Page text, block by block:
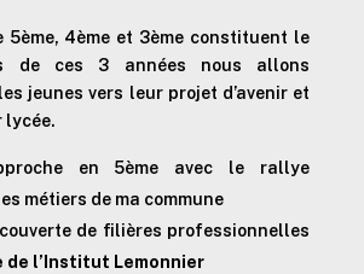
5ème, 4ème et 3ème constituent le
de ces 3 années nous allons
jeunes vers leur projet d’avenir et
lycée.
en 5ème avec le rallye
métiers de ma commune
de filières professionnelles
de l’Institut Lemonnier